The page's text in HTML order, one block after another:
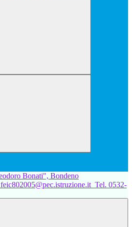
feic802005@pec.istruzione.it Tel. 0532-